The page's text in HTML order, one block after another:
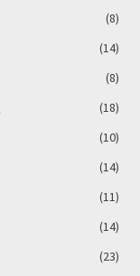
(8)
(14)
(8)
(18)
(10)
(14)
(11)
(14)
(23)